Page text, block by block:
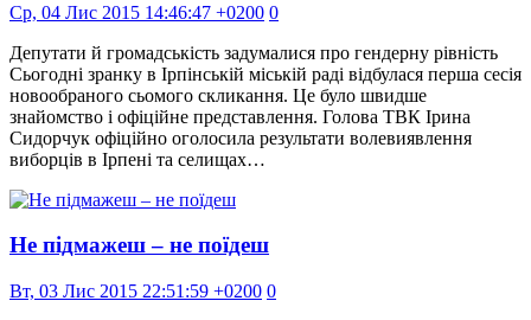
Ср, 04 Лис 2015 14:46:47 +0200 0
Депутати й громадськість задумалися про гендерну рівність
Сьогодні зранку в Ірпінській міській раді відбулася перша сесія
новообраного сьомого скликання. Це було швидше
знайомство і офіційне представлення. Голова ТВК Ірина
Сидорчук офіційно оголосила результати волевиявлення
виборців в Ірпені та селищах…
Не підмажеш – не поїдеш
Вт, 03 Лис 2015 22:51:59 +0200 0